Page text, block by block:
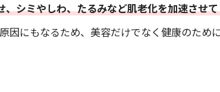
シミやしわ、たるみなど肌老化を加速させ
因にもなるため、美容だけでなく健康のため